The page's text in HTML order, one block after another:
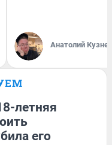
Анатолий
летняя
его